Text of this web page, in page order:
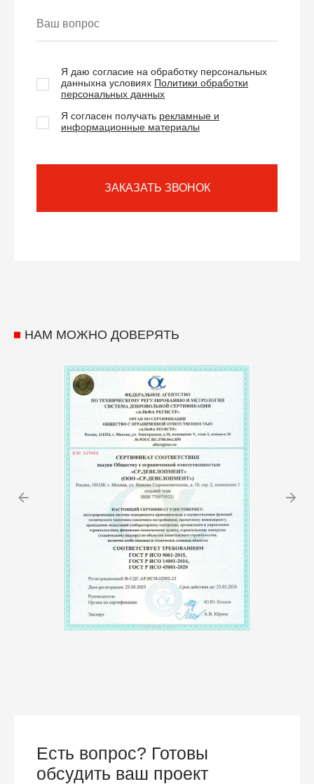
Я даю согласие на обработку персональных
данныхна условиях Политики обработки
персональных данных
Я согласен получать рекламные и
информационные материалы
ЗАКАЗАТЬ ЗВОНОК
НАМ МОЖНО ДОВЕРЯТЬ
Есть вопрос? Готовы
обсудить ваш проект